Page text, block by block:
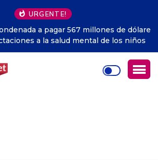
URGENTE!
a pagar 567 millones de dólares por
a la salud mental de los niños